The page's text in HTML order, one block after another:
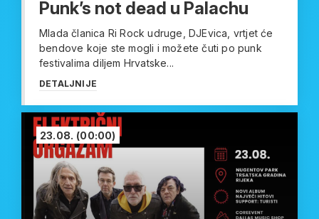
Punk’s not dead u Palachu
Mlada članica Ri Rock udruge, DJEvica, vrtjet će
bendove koje ste mogli i možete čuti po punk
festivalima diljem Hrvatske...
DETALJNIJE
23.08. (00:00)